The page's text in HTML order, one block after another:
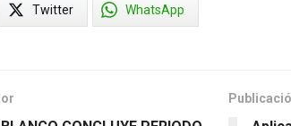
Twitter WhatsApp